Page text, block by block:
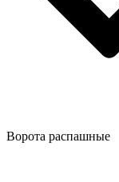
Ворота распашные